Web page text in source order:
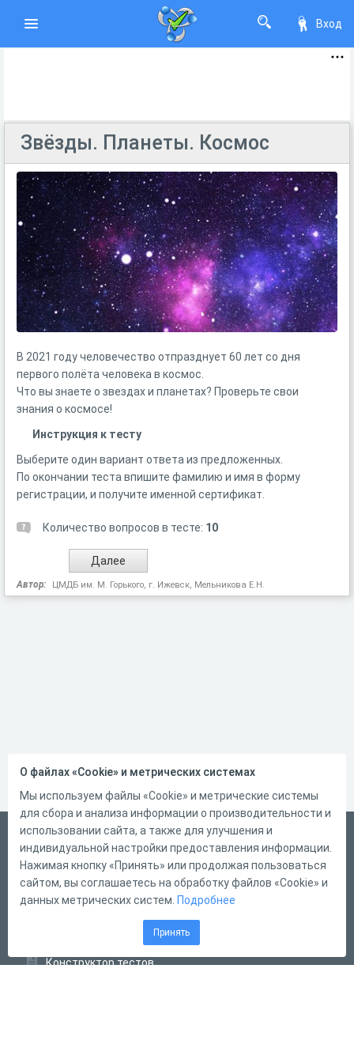
Вход
Звёзды. Планеты. Космос
В 2021 году человечество отпразднует 60 лет со дня
первого полёта человека в космос.
Что вы знаете о звездах и планетах? Проверьте свои
знания о космосе!
Инструкция к тесту
Выберите один вариант ответа из предложенных.
По окончании теста впишите фамилию и имя в форму
регистрации, и получите именной сертификат.
Количество вопросов в тесте: 10
Автор: ЦМДБ им. М. Горького, г. Ижевск, Мельникова Е.Н.
Русский
Справка
Форма обратной связи
Конструктор тестов
О файлах «Cookie» и метрических системах
Мы используем файлы «Cookie» и метрические системы
для сбора и анализа информации о производительности и
использовании сайта, а также для улучшения и
индивидуальной настройки предоставления информации.
Нажимая кнопку «Принять» или продолжая пользоваться
сайтом, вы соглашаетесь на обработку файлов «Cookie» и
данных метрических систем. Подробнее
Принять